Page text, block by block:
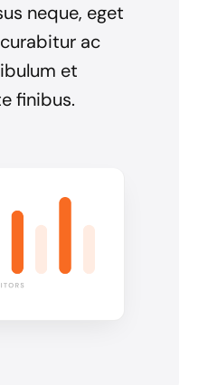
neque, eget
ac
et
finibus.